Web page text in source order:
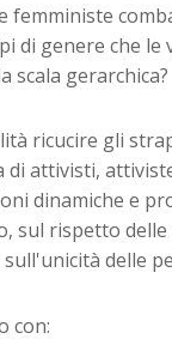
femministe
di genere che le
scala gerarchica?
ricucire gli
di attivisti,
dinamiche e
sul rispetto
delle
con: